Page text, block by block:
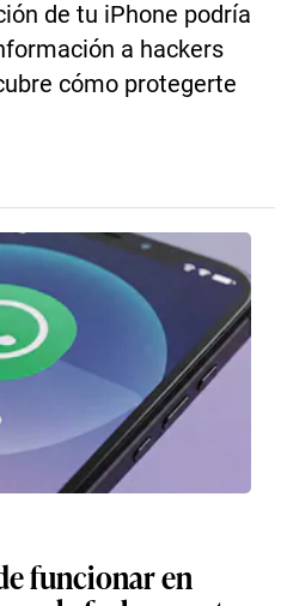
de tu iPhone podría
a hackers
cómo protegerte
funcionar en